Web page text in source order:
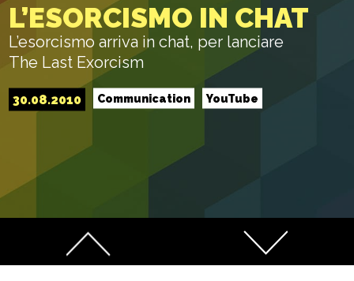
L’ESORCISMO IN CHAT
L’esorcismo arriva in chat, per lanciare
The Last Exorcism
30.08.2010 Communication YouTube